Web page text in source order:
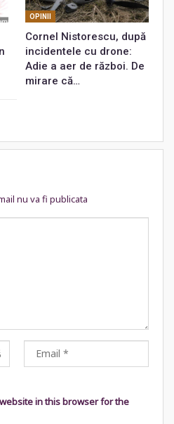
OPINII
Cornel Nistorescu, după
incidentele cu drone:
Adie a aer de război. De
mirare că…
nu va fi publicata
in this browser for the